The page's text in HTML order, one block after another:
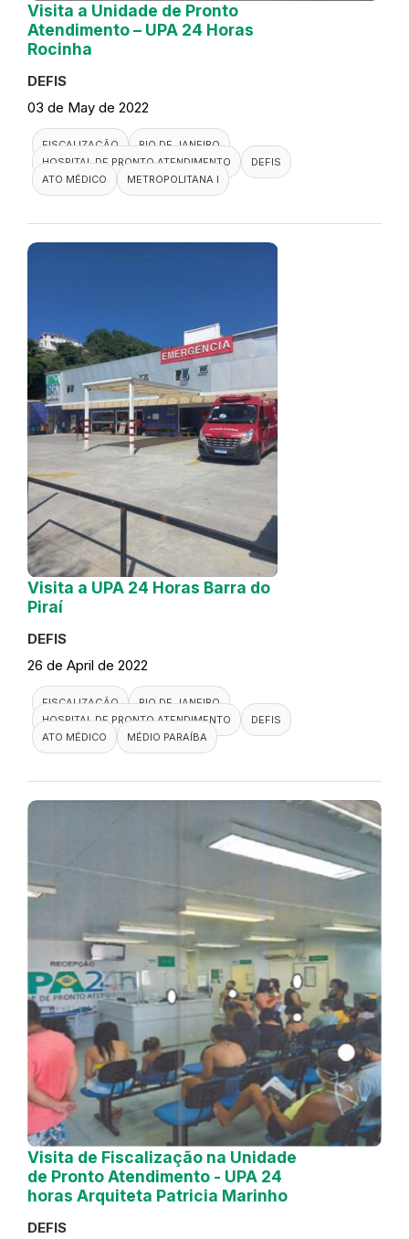
Visita a Unidade de Pronto
Atendimento – UPA 24 Horas
Rocinha
DEFIS
03 de May de 2022
FISCALIZAÇÃO
RIO DE JANEIRO
HOSPITAL DE PRONTO ATENDIMENTO
DEFIS
ATO MÉDICO
METROPOLITANA I
Visita a UPA 24 Horas Barra do
Piraí
DEFIS
26 de April de 2022
FISCALIZAÇÃO
RIO DE JANEIRO
HOSPITAL DE PRONTO ATENDIMENTO
DEFIS
ATO MÉDICO
MÉDIO PARAÍBA
Visita de Fiscalização na Unidade
de Pronto Atendimento - UPA 24
horas Arquiteta Patricia Marinho
DEFIS